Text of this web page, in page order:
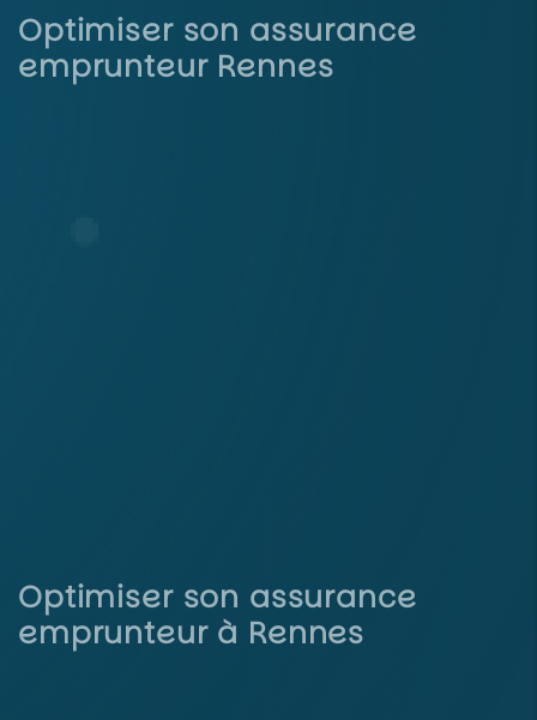
Optimiser son assurance
emprunteur Rennes
Optimiser son assurance
emprunteur à Rennes